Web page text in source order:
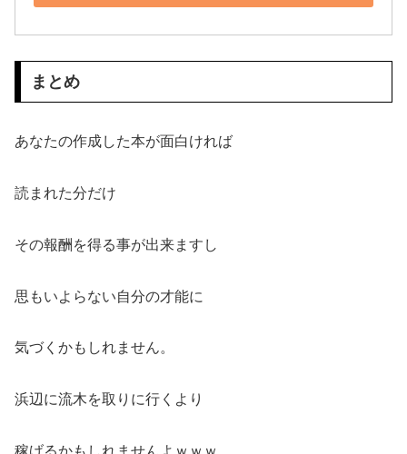
まとめ
あなたの作成した本が面白ければ
読まれた分だけ
その報酬を得る事が出来ますし
思もいよらない自分の才能に
気づくかもしれません。
浜辺に流木を取りに行くより
稼げるかもしれませんよｗｗｗ